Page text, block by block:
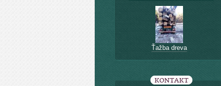
Ťažba dreva
KONTAKT